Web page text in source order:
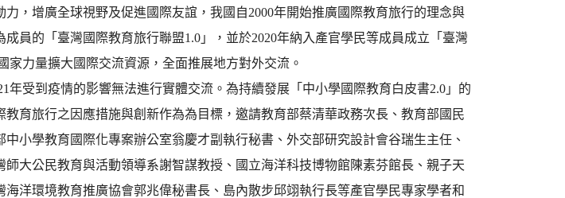
，增廣全球視野及促進國際友誼，我國自2000年開始推廣國際教育旅行的理念與
成員的「臺灣國際教育旅行聯盟1.0」，並於2020年納入產官學民等成員成立「臺灣
家力量擴大國際交流資源，全面推展地方對外交流。
年受到疫情的影響無法進行實體交流。為持續發展「中小學國際教育白皮書2.0」的
育旅行之因應措施與創新作為為目標，邀請教育部蔡清華政務次長、教育部國民
小學教育國際化專案辦公室翁慶才副執行秘書、外交部研究設計會谷瑞生主任、
師大公民教育與活動領導系謝智謀教授、國立海洋科技博物館陳素芬館長、親子天
洋環境教育推廣協會郭兆偉秘書長、島內散步邱翊執行長等產官學民專家學者和